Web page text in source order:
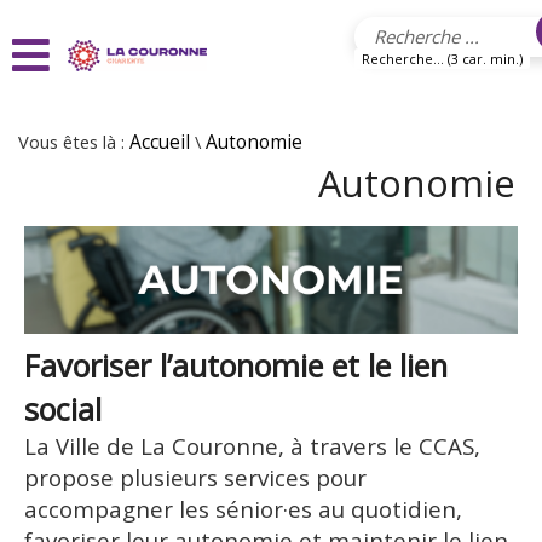
Recherche... (3 car. min.)
Vous êtes là : Accueil \ Autonomie
Autonomie
Favoriser l’autonomie et le lien
social
La Ville de La Couronne, à travers le CCAS,
propose plusieurs services pour
accompagner les sénior·es au quotidien,